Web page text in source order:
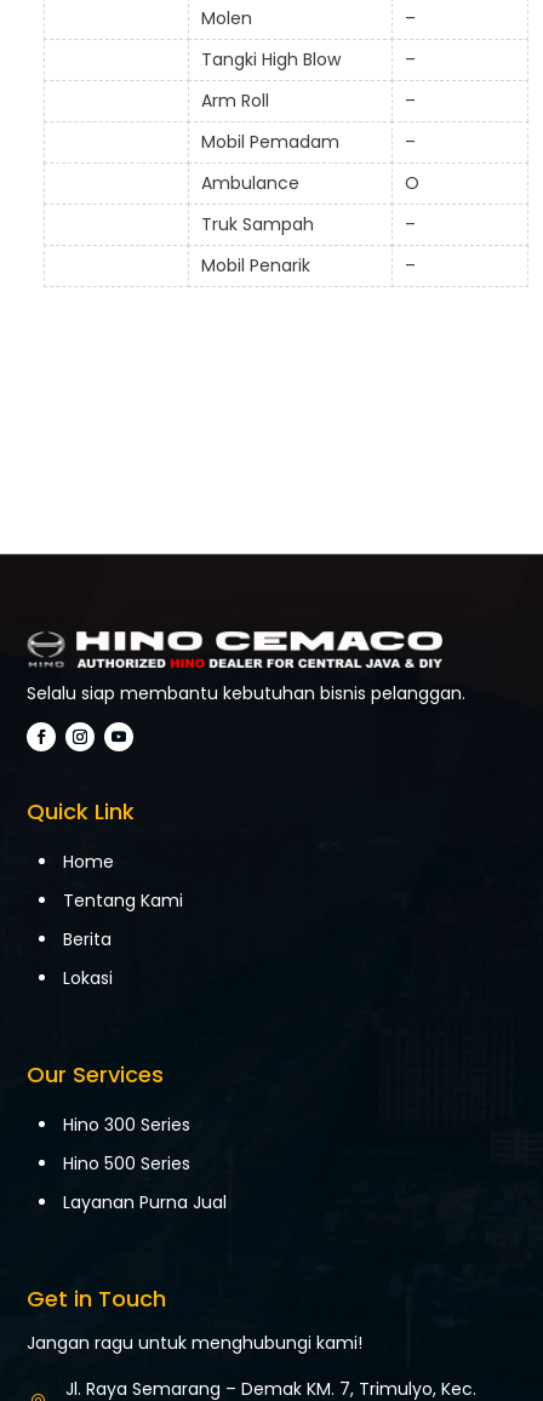
Molen
–
Tangki High Blow
–
Arm Roll
–
Mobil Pemadam
–
Ambulance
O
Truk Sampah
–
Mobil Penarik
–
Selalu siap membantu kebutuhan bisnis pelanggan.
Quick Link
Home
Tentang Kami
Berita
Lokasi
Our Services
Hino 300 Series
Hino 500 Series
Layanan Purna Jual
Get in Touch
Jangan ragu untuk menghubungi kami!
Jl. Raya Semarang – Demak KM. 7, Trimulyo, Kec.